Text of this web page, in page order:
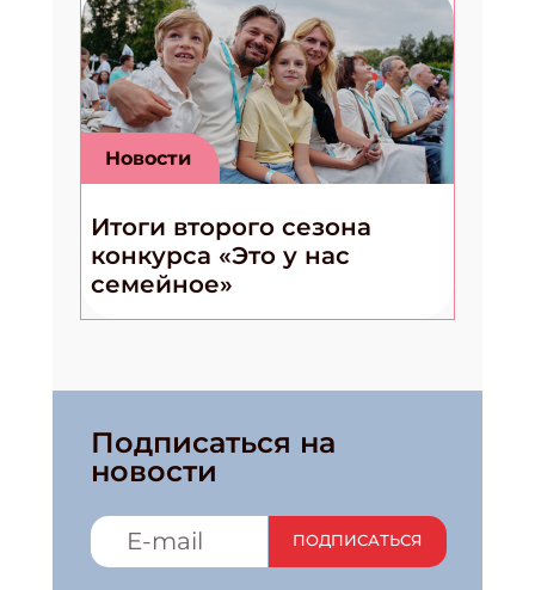
Новости
Итоги второго сезона
конкурса «Это у нас
семейное»
Подписаться на
новости
ПОДПИСАТЬСЯ